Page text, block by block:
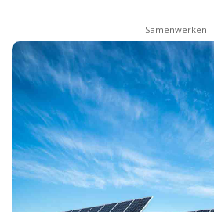
– Samenwerken –